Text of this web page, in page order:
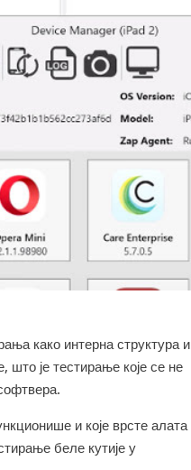
како интерна структура и
што је тестирање које се не
и које врсте алата
беле кутије у